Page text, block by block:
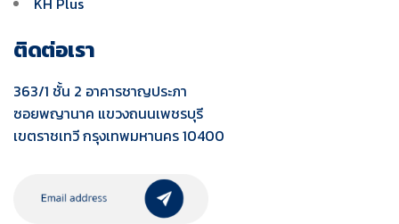
ติดต่อเรา
363/1 ชั้น 2 อาคารชาญประภา
ซอยพญานาค แขวงถนนเพชรบุรี
เขตราชเทวี กรุงเทพมหานคร 10400